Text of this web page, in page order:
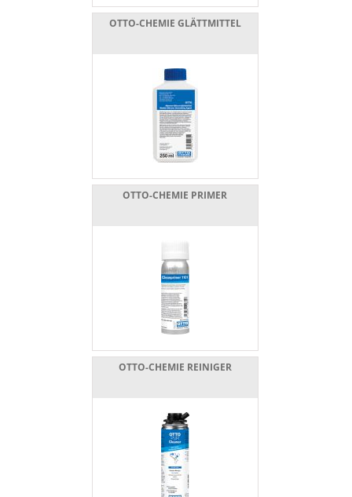
OTTO-CHEMIE GLÄTTMITTEL
OTTO-CHEMIE PRIMER
OTTO-CHEMIE REINIGER